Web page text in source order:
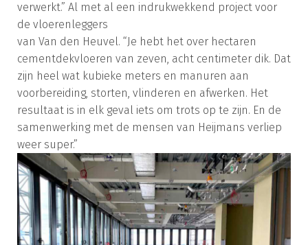
verwerkt.” Al met al een indrukwekkend project voor
de vloerenleggers
van Van den Heuvel. “Je hebt het over hectaren
cementdekvloeren van zeven, acht centimeter dik. Dat
zijn heel wat kubieke meters en manuren aan
voorbereiding, storten, vlinderen en afwerken. Het
resultaat is in elk geval iets om trots op te zijn. En de
samenwerking met de mensen van Heijmans verliep
weer super.”